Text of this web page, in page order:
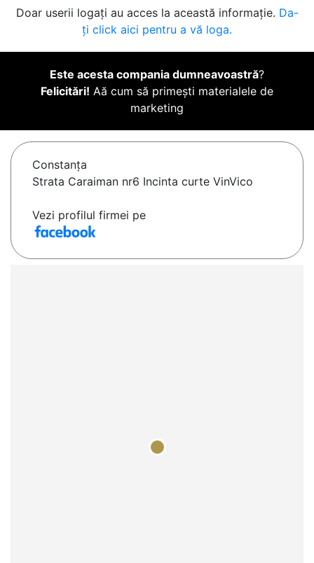
Doar userii logați au acces la această informație. Da-
ți click aici pentru a vă loga.
Este acesta compania dumneavoastră?
Felicitări! Aă cum să primești materialele de
marketing
Constanţa
Strata Caraiman nr6 Incinta curte VinVico
Vezi profilul firmei pe